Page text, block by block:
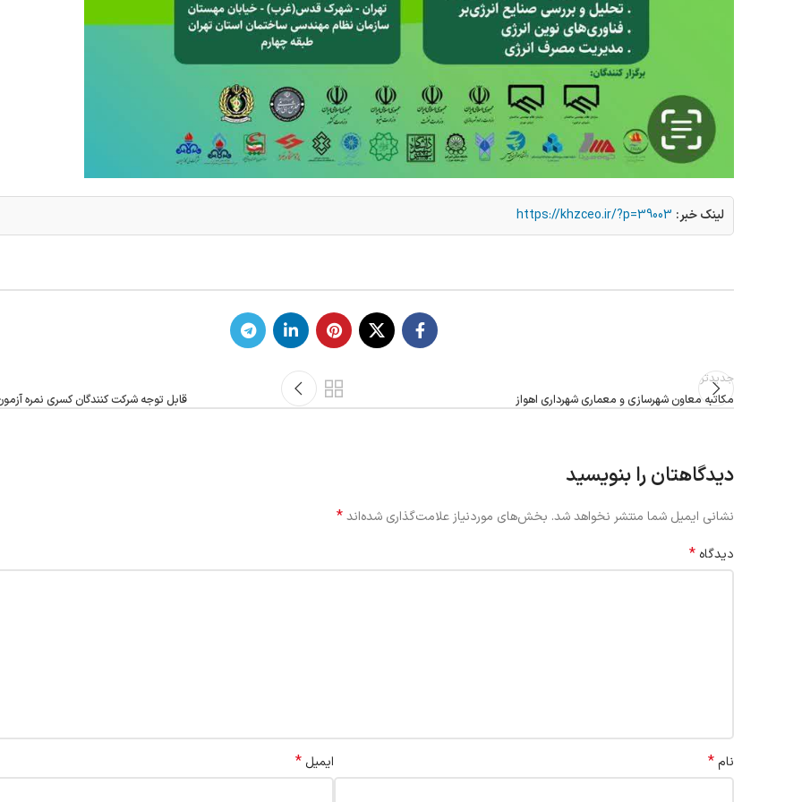
لینک خبر: https://khzceo.ir/?p=39003
جدیدتر
مکاتبه معاون شهرسازی و معماری شهرداری اهواز
قابل توجه شرکت کنندگان کسری نمره آزمون
دیدگاهتان را بنویسید
نشانی ایمیل شما منتشر نخواهد شد. بخش‌های موردنیاز علامت‌گذاری شده‌اند*
دیدگاه *
نام* ایمیل *